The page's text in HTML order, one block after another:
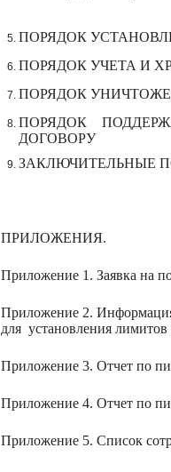
ПОРЯДОК
ПОРЯДОК УЧЕТА И
ПОРЯДОК
ПОРЯДОК
ДОГОВОРУ
ЗАКЛЮЧИТЕЛЬНЫЕ
ПРИЛОЖЕНИЯ.
Приложение 1. Заявка на
Приложение 2.
для установления лимитов
Приложение 3. Отчет по
Приложение 4. Отчет по
Приложение 5. Список